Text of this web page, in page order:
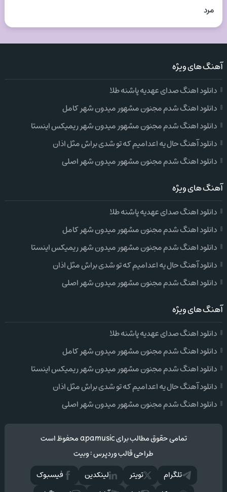
مرد
آهنگ های ویژه
دانلود اهنگ صدای عهدیه پاشنه طلا
دانلود اهنگ شدم مجنون مشهور میدون شهر کامل
دانلود اهنگ شدم مجنون مشهور میدون شهر ریمیکس اینستا
دانلود آهنگ حال یه اعدامیم که تو شدی براش مثل اذان
دانلود اهنگ شدم مجنون مشهور میدون شهر اصلی
آهنگ های ویژه
دانلود اهنگ صدای عهدیه پاشنه طلا
دانلود اهنگ شدم مجنون مشهور میدون شهر کامل
دانلود اهنگ شدم مجنون مشهور میدون شهر ریمیکس اینستا
دانلود آهنگ حال یه اعدامیم که تو شدی براش مثل اذان
دانلود اهنگ شدم مجنون مشهور میدون شهر اصلی
آهنگ های ویژه
دانلود اهنگ صدای عهدیه پاشنه طلا
دانلود اهنگ شدم مجنون مشهور میدون شهر کامل
دانلود اهنگ شدم مجنون مشهور میدون شهر ریمیکس اینستا
دانلود آهنگ حال یه اعدامیم که تو شدی براش مثل اذان
دانلود اهنگ شدم مجنون مشهور میدون شهر اصلی
تمامی حقوق مطالب برای apamusic محفوظ است
طراحی قالب وردپرس:وبیت
فيسبوک
لینکدین تويتر
تلگرام